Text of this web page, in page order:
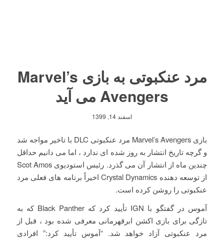
مرد عنکبوتی به بازی Marvel’s
Avengers می‌ آید
اسفند 14, 1399
بازی Marvel’s Avengers مرد عنکبوتی DLC با تاخیر مواجه شد
و گرچه تاریخ انتشار به روز شده ای ندارد ، اما می دانیم حداقل
چندین ماه از انتشار آن می گذرد. رئیس استودیوی Scot Amos
از توسعه دهنده Crystal Dynamics اخیراً برنامه های فعلی مرد
عنکبوتی را روشن کرده است.
آموس در گفتگو با IGN تأیید کرد که Black Panther که به
تازگی برای بازی اکشن ابرقهرمانی معرفی شده بود ، قبل از
مرد عنکبوتی آزاد خواهد شد. “آموس تأیید کرد:” افرادی